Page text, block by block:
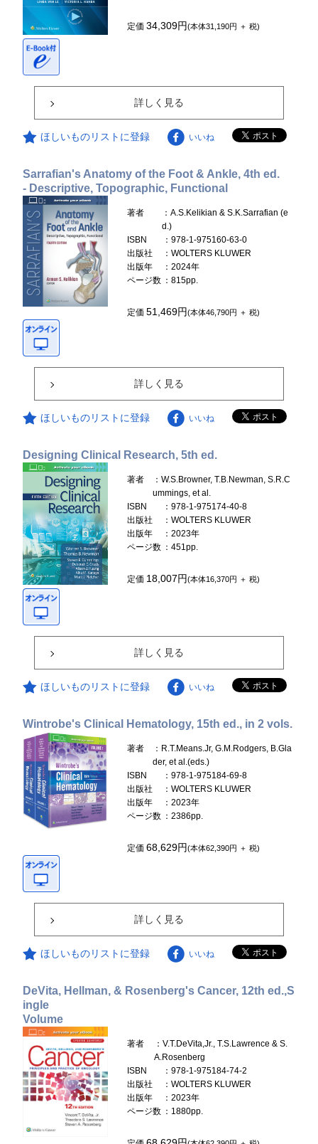
定価34,309円(本体31,190円 ＋ 税)
詳しく見る
ほしいものリストに登録 いいね
Sarrafian's Anatomy of the Foot & Ankle, 4th ed.
- Descriptive, Topographic, Functional
著者
：A.S.Kelikian & S.K.Sarrafian (e
d.)
ISBN
：978-1-975160-63-0
出版社
：WOLTERS KLUWER
出版年
：2024年
ページ数 ：815pp.
定価51,469円(本体46,790円 ＋ 税)
詳しく見る
ほしいものリストに登録 いいね
Designing Clinical Research, 5th ed.
著者
：W.S.Browner, T.B.Newman, S.R.C
ummings, et al.
ISBN
：978-1-975174-40-8
出版社
：WOLTERS KLUWER
出版年
：2023年
ページ数 ：451pp.
定価 18,007円(本体16,370円 ＋ 税)
詳しく見る
ほしいものリストに登録 いいね
Wintrobe's Clinical Hematology, 15th ed., in 2 vols.
著者
：R.T.Means.Jr, G.M.Rodgers, B.Gla
der, et al.(eds.)
ISBN
：978-1-975184-69-8
出版社
：WOLTERS KLUWER
出版年
：2023年
ページ数 ：2386pp.
定価68,629円(本体62,390円 ＋ 税)
詳しく見る
ほしいものリストに登録 いいね
DeVita, Hellman, & Rosenberg's Cancer, 12th ed.,S
ingle
Volume
著者
：V.T.DeVita,Jr., T.S.Lawrence & S.
A.Rosenberg
ISBN
：978-1-975184-74-2
出版社
：WOLTERS KLUWER
出版年
：2023年
ページ数 ：1880pp.